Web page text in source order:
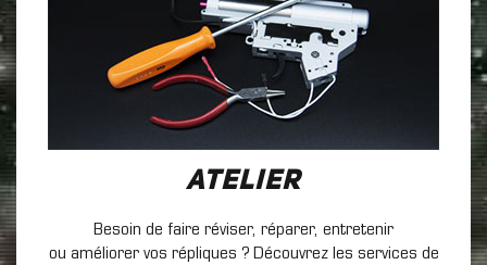
Atelier
Besoin de faire réviser, réparer, entretenir
ou améliorer vos répliques ? Découvrez les services de